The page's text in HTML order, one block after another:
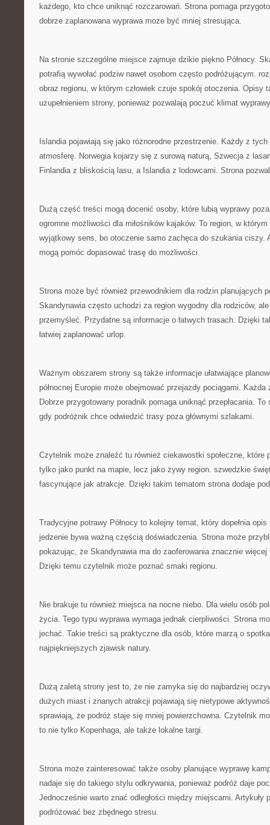
każdego, kto chce uniknąć rozczarowań. Strona pomaga
dobrze zaplanowana wyprawa może być mniej stresująca.
Na stronie szczególne miejsce zajmuje dzikie piękno Północy.
potrafią wywołać podziw nawet osobom często podróżującym.
obraz regionu, w którym człowiek czuje spokój otoczenia. Opisy
uzupełnieniem strony, ponieważ pozwalają poczuć klimat
Islandia pojawiają się jako różnorodne przestrzenie. Każdy z
atmosferę. Norwegia kojarzy się z surową naturą, Szwecja z
Finlandia z bliskością lasu, a Islandia z lodowcami. Strona
Dużą część treści mogą docenić osoby, które lubią wyprawy
ogromne możliwości dla miłośników kajaków. To region, w
wyjątkowy sens, bo otoczenie samo zachęca do szukania ciszy.
mogą pomóc dopasować trasę do możliwości.
Strona może być również przewodnikiem dla rodzin planujących
Skandynawia często uchodzi za region wygodny dla rodziców,
przemyśleć. Przydatne są informacje o łatwych trasach. Dzięki
łatwiej zaplanować urlop.
Ważnym obszarem strony są także informacje ułatwiające
północnej Europie może obejmować przejazdy pociągami.
Dobrze przygotowany poradnik pomaga uniknąć przepłacania.
gdy podróżnik chce odwiedzić trasy poza głównymi szlakami.
Czytelnik może znaleźć tu również ciekawostki społeczne, które
tylko jako punkt na mapie, lecz jako żywy region. szwedzkie
fascynujące jak atrakcje. Dzięki takim tematom strona dodaje
Tradycyjne potrawy Północy to kolejny temat, który dopełnia
jedzenie bywa ważną częścią doświadczenia. Strona może
pokazując, że Skandynawia ma do zaoferowania znacznie
Dzięki temu czytelnik może poznać smaki regionu.
Nie brakuje tu również miejsca na nocne niebo. Dla wielu osób
życia. Tego typu wyprawa wymaga jednak cierpliwości. Strona
jechać. Takie treści są praktyczne dla osób, które marzą o
najpiękniejszych zjawisk natury.
Dużą zaletą strony jest to, że nie zamyka się do najbardziej
dużych miast i znanych atrakcji pojawiają się nietypowe
sprawiają, że podróż staje się mniej powierzchowna. Czytelnik
to nie tylko Kopenhaga, ale także lokalne targi.
Strona może zainteresować także osoby planujące wyprawę
nadaje się do takiego stylu odkrywania, ponieważ podróż daje
Jednocześnie warto znać odległości między miejscami. Artykuły
podróżować bez zbędnego stresu.